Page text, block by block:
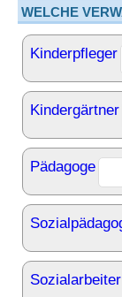
WELCHE
Kinderpfleger
Kindergärtner
Pädagoge
Sozialarbeiter